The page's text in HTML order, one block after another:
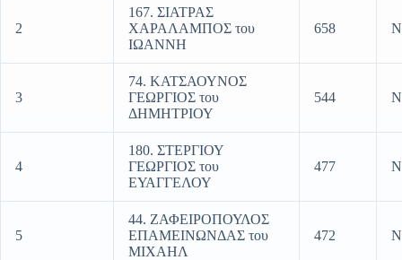
2
167. ΣΙΑΤΡΑΣ
ΧΑΡΑΛΑΜΠΟΣ του
ΙΩΑΝΝΗ
658
3
74. ΚΑΤΣΑΟΥΝΟΣ
ΓΕΩΡΓΙΟΣ του
ΔΗΜΗΤΡΙΟΥ
544
4
180. ΣΤΕΡΓΙΟΥ
ΓΕΩΡΓΙΟΣ του
ΕΥΑΓΓΕΛΟΥ
477
5
44. ΖΑΦΕΙΡΟΠΟΥΛΟΣ
ΕΠΑΜΕΙΝΩΝΔΑΣ του
ΜΙΧΑΗΛ
472